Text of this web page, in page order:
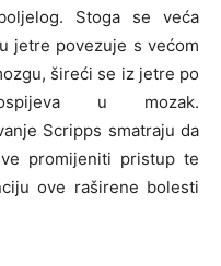
Stoga se veća
jetre povezuje s većom
šireći se iz jetre po
u mozak.
Scripps smatraju da
promijeniti pristup te
ove raširene bolesti